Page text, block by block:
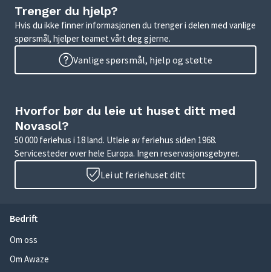
Trenger du hjelp?
Hvis du ikke finner informasjonen du trenger i delen med vanlige
spørsmål, hjelper teamet vårt deg gjerne.
Vanlige spørsmål, hjelp og støtte
Hvorfor bør du leie ut huset ditt med
Novasol?
50 000 feriehus i 18 land. Utleie av feriehus siden 1968.
Servicesteder over hele Europa. Ingen reservasjonsgebyrer.
Lei ut feriehuset ditt
Bedrift
Om oss
Om Awaze